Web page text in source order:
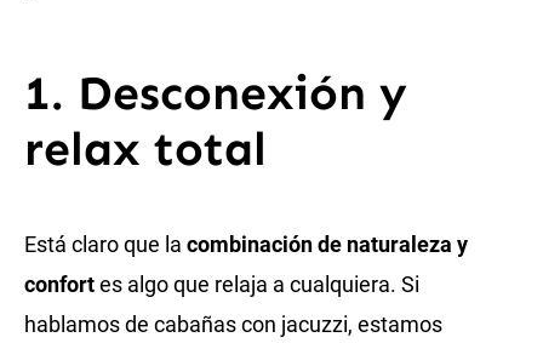
1. Desconexión y
relax total
Está claro que la combinación de naturaleza y
confortes algo que relaja a cualquiera. Si
hablamos de cabañas con jacuzzi, estamos